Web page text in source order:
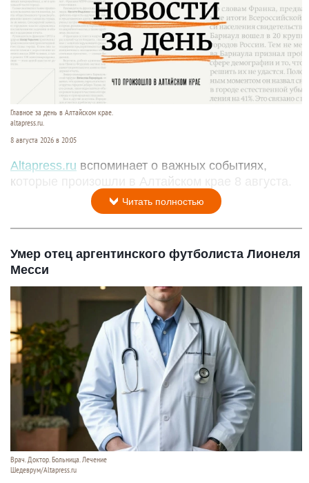
Главное за день в Алтайском крае.
altapress.ru.
8 августа 2026 в 20:05
Altapress.ru вспоминает о важных событиях,
которые произошли в Алтайском крае 8 августа.
Читать полностью
Умер отец аргентинского футболиста Лионеля
Месси
Врач. Доктор. Больница. Лечение
Шедеврум/Altapress.ru